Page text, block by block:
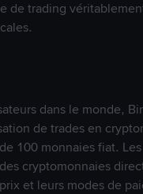
de trading
dans le monde,
de trades en
100 monnaies fiat.
cryptomonnaies
et leurs modes de